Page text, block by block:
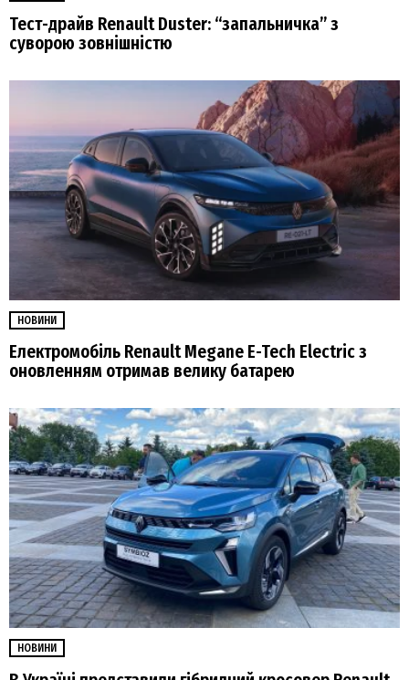
Тест-драйв Renault Duster: “запальничка” з
суворою зовнішністю
НОВИНИ
Електромобіль Renault Megane E-Tech Electric з
оновленням отримав велику батарею
НОВИНИ